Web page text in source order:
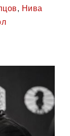
, Нива